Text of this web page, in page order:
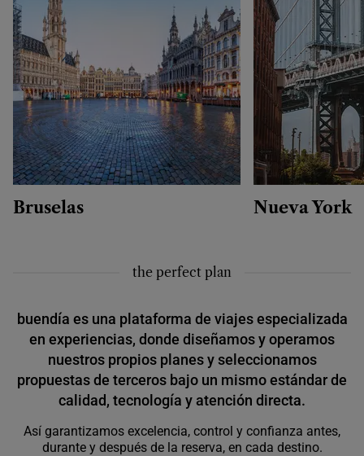
Bruselas Nueva York
the perfect plan
buendía es una plataforma de viajes especializada
en experiencias, donde diseñamos y operamos
nuestros propios planes y seleccionamos
propuestas de terceros bajo un mismo estándar de
calidad, tecnología y atención directa.
Así garantizamos excelencia, control y confianza antes,
durante y después de la reserva, en cada destino.